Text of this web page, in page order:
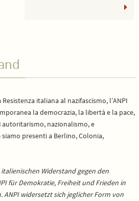
italiana al nazifascismo, l’ANPI
la democrazia, la libertà e la pace,
nazionalismo, e
presenti a Berlino, Colonia,
Widerstand gegen den
für Demokratie, Freiheit und Frieden in
ANPI widersetzt sich jeglicher Form von